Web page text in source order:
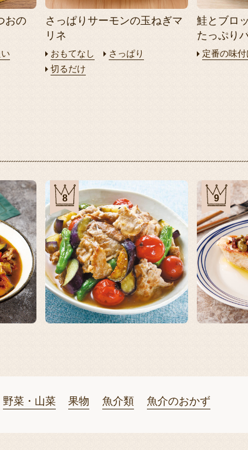
おの
さっぱりサーモンの玉ねぎマ
リネ
おもてなし
さっぱり
切るだけ
鮭とブロ
たっぷり
定番の味付
8 9
野菜・山菜 果物 魚介類 魚介のおかず